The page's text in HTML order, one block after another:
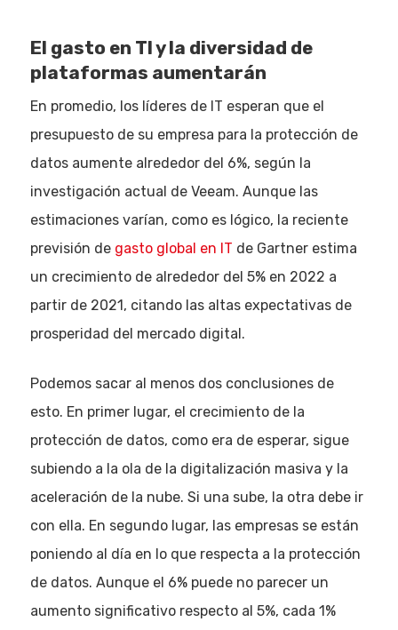
El gasto en TI y la diversidad de
plataformas aumentarán
En promedio, los líderes de IT esperan que el
presupuesto de su empresa para la protección de
datos aumente alrededor del 6%, según la
investigación actual de Veeam. Aunque las
estimaciones varían, como es lógico, la reciente
previsión de gasto global en IT de Gartner estima
un crecimiento de alrededor del 5% en 2022 a
partir de 2021, citando las altas expectativas de
prosperidad del mercado digital.
Podemos sacar al menos dos conclusiones de
esto. En primer lugar, el crecimiento de la
protección de datos, como era de esperar, sigue
subiendo a la ola de la digitalización masiva y la
aceleración de la nube. Si una sube, la otra debe ir
con ella. En segundo lugar, las empresas se están
poniendo al día en lo que respecta a la protección
de datos. Aunque el 6% puede no parecer un
aumento significativo respecto al 5%, cada 1%